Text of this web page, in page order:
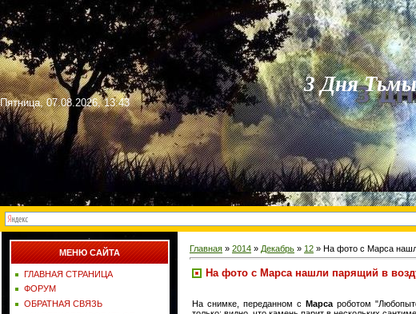
Пятница, 07.08.2026, 13:43
3 Дня Тьмы
МЕНЮ САЙТА
ГЛАВНАЯ СТРАНИЦА
ФОРУМ
ОБРАТНАЯ СВЯЗЬ
Главная » 2014 » Декабрь » 12 » На фото с Марса
На фото с Марса нашли парящий в
На снимке, переданном с Марсароботом